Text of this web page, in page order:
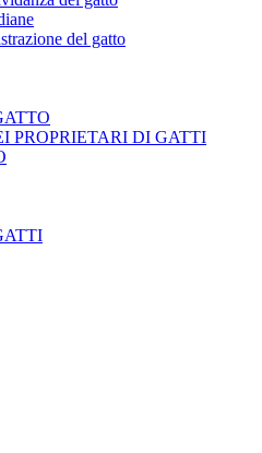
del gatto
PROPRIETARI DI GATTI